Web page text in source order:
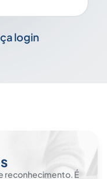
login
reconhecimento. É